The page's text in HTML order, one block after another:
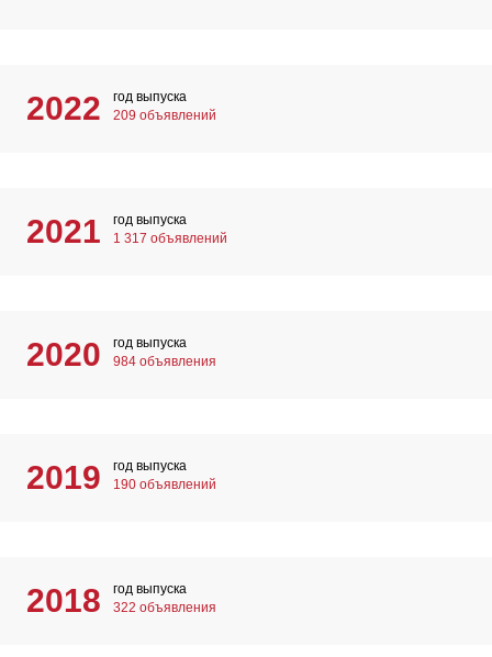
2022
год выпуска
209 объявлений
2021
год выпуска
1 317 объявлений
2020
год выпуска
984 объявления
2019
год выпуска
190 объявлений
2018
год выпуска
322 объявления